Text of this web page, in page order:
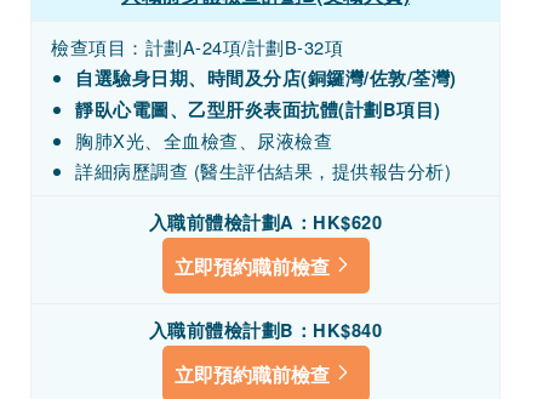
檢查項目：計劃A-24項/計劃B-32項
自選驗身日期、時間及分店(銅鑼灣/佐敦/荃灣)
靜臥心電圖、乙型肝炎表面抗體(計劃B項目)
胸肺X光、全血檢查、尿液檢查
詳細病歷調查 (醫生評估結果，提供報告分析)
入職前體檢計劃A：HK$620
立即預約職前檢查
入職前體檢計劃B：HK$840
立即預約職前檢查